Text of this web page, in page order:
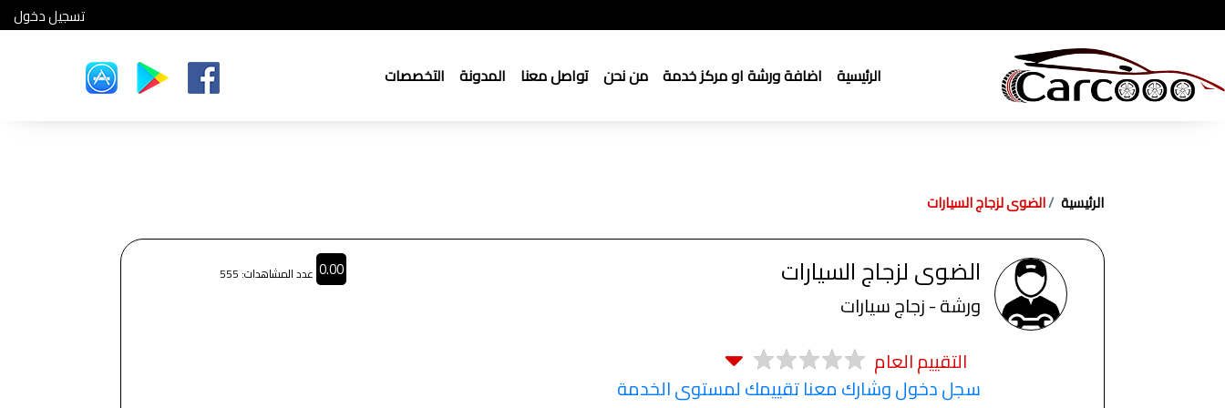
تسجيل دخول
الرئيسية اضافة ورشة او مركز خدمة من نحن تواصل معنا المدونة التخصصات
الرئيسية الضوى لزجاج السيارات
الضوى لزجاج السيارات
ورشة - زجاج سيارات
التقييم العام
سجل دخول وشارك معنا تقييمك لمستوى الخدمة
0.00 عدد المشاهدات: 555